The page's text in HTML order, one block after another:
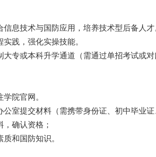
息技术与国防应用，培养技术型后备人才
践，强化实操技能。
专或本科升学通道（需通过单招考试或对
院官网。
室提交材料（需携带身份证、初中毕业证
确认资格；
和国防知识。